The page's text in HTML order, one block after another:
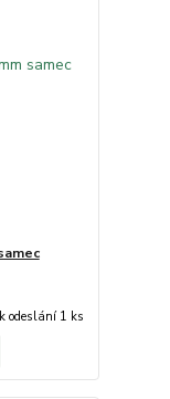
k odeslání 1 ks